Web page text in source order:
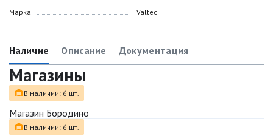
Марка Valtec
Наличие Описание Документация
Магазины
В наличии: 6 шт.
Магазин Бородино
В наличии: 6 шт.